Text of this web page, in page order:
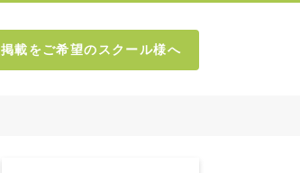
掲載をご希望のスクール様へ